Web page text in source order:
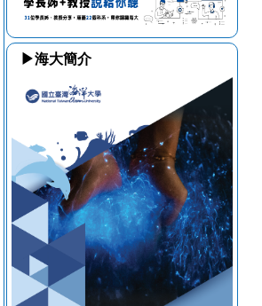
▶海大簡介